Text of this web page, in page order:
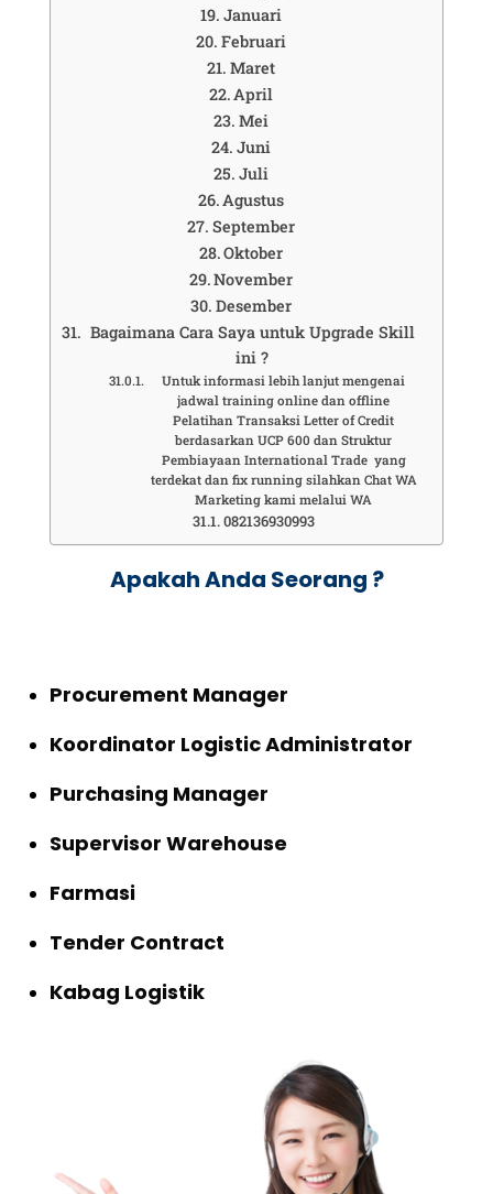
Januari
Februari
Maret
April
Mei
Juni
Juli
Agustus
September
Oktober
November
Desember
Bagaimana Cara Saya untuk Upgrade Skill
ini ?
Untuk informasi lebih lanjut mengenai
jadwal training online dan offline
Pelatihan Transaksi Letter of Credit
berdasarkan UCP 600 dan Struktur
Pembiayaan International Trade yang
terdekat dan fix running silahkan Chat WA
Marketing kami melalui WA
082136930993
Apakah Anda Seorang ?
Procurement Manager
Koordinator Logistic Administrator
Purchasing Manager
Supervisor Warehouse
Farmasi
Tender Contract
Kabag Logistik